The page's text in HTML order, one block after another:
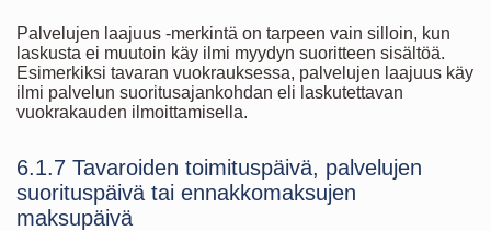
Palvelujen laajuus -merkintä on tarpeen vain silloin, kun
laskusta ei muutoin käy ilmi myydyn suoritteen sisältöä.
Esimerkiksi tavaran vuokrauksessa, palvelujen laajuus käy
ilmi palvelun suoritusajankohdan eli laskutettavan
vuokrakauden ilmoittamisella.
6.1.7 Tavaroiden toimituspäivä, palvelujen
suorituspäivä tai ennakkomaksujen
maksupäivä